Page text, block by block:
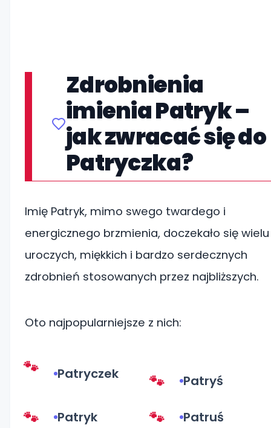
Zdrobnienia
imienia Patryk –
jak zwracać się do
Patryczka?
Imię Patryk, mimo swego twardego i
energicznego brzmienia, doczekało się wielu
uroczych, miękkich i bardzo serdecznych
zdrobnień stosowanych przez najbliższych.
Oto najpopularniejsze z nich:
Patryczek Patryś
Patryk Patruś